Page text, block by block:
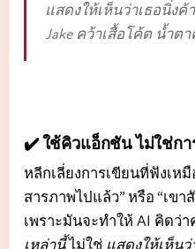
แสดงให้เห็นว่าเธอนิ่ง
Jake คว้าเสื้อโค้ต น้ำต
✔️ ใช้คิวแอ็กชัน ไม่ใช่กา
หลีกเลี่ยงการเขียนที่ฟังเห
สารภาพไปแล้ว” หรือ “เขา
เพราะมันจะทำให้ AI คิดว่า
เหล่านี้ไม่ใช่ แสดงให้เห็น